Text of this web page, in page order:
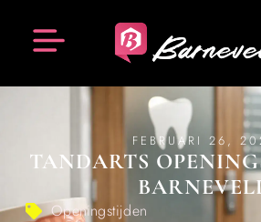
FEBRUARI 26,
TANDARTS
Openingstijden